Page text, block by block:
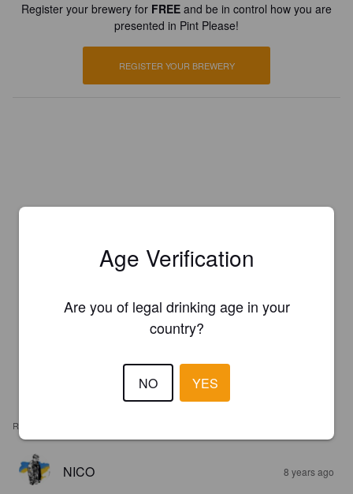
Register your brewery for FREE and be in control how you are
presented in Pint Please!
REGISTER YOUR BREWERY
REVIEWS
NICO 8 years ago
Age Verification
Are you of legal drinking age in your
country?
NO YES